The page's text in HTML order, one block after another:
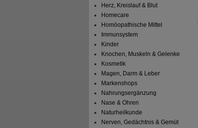
Herz, Kreislauf & Blut
Homecare
Homöopathische Mittel
Immunsystem
Kinder
Knochen, Muskeln & Gelenke
Kosmetik
Magen, Darm & Leber
Markenshops
Nahrungsergänzung
Nase & Ohren
Naturheilkunde
Nerven, Gedächtnis & Gemüt
PERENTEROL forte 250 mg
Kapseln
MEDICE Arzneimittel Pütter
GmbH&Co.KG
20St Hartkapseln
AVP***
Unser Preis
Sie sparen